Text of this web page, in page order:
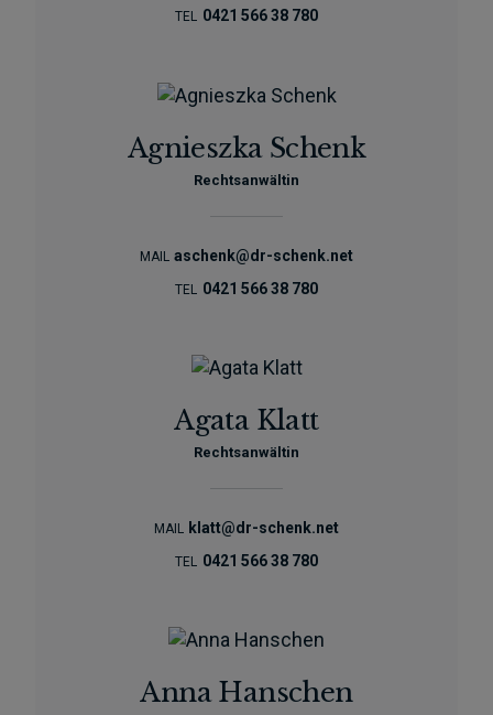
TEL 0421 566 38 780
Agnieszka Schenk
Rechtsanwältin
MAIL aschenk@dr-schenk.net
TEL 0421 566 38 780
Agata Klatt
Rechtsanwältin
MAIL klatt@dr-schenk.net
TEL 0421 566 38 780
Anna Hanschen